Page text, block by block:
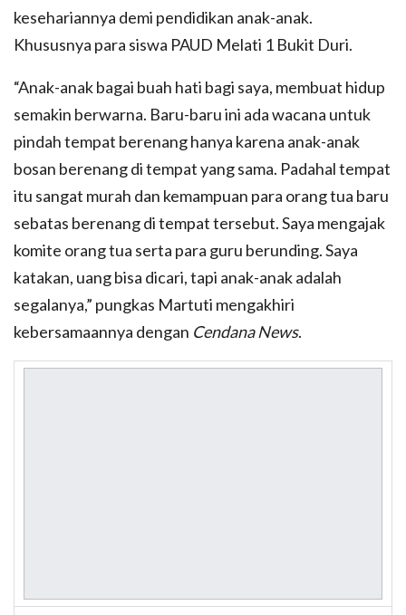
kesehariannya demi pendidikan anak-anak.
Khususnya para siswa PAUD Melati 1 Bukit Duri.
“Anak-anak bagai buah hati bagi saya, membuat hidup
semakin berwarna. Baru-baru ini ada wacana untuk
pindah tempat berenang hanya karena anak-anak
bosan berenang di tempat yang sama. Padahal tempat
itu sangat murah dan kemampuan para orang tua baru
sebatas berenang di tempat tersebut. Saya mengajak
komite orang tua serta para guru berunding. Saya
katakan, uang bisa dicari, tapi anak-anak adalah
segalanya,” pungkas Martuti mengakhiri
kebersamaannya dengan Cendana News.